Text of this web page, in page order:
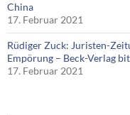
China
17. Februar 2021
Rüdiger Zuck: Juristen-
Empörung – Beck-Verlag
17. Februar 2021